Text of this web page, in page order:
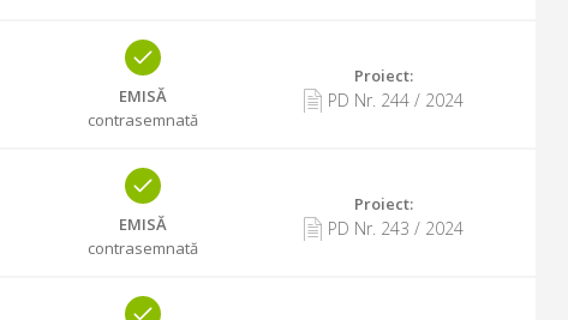
EMISĂ
contrasemnată
Proiect:
PD Nr. 244/ 2024
EMISĂ
contrasemnată
Proiect:
PD Nr. 243 / 2024